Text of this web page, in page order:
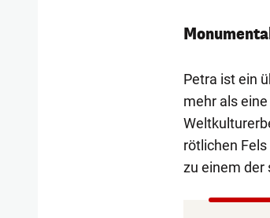
Petra ist ein
mehr als
rötlichen
zu einem der